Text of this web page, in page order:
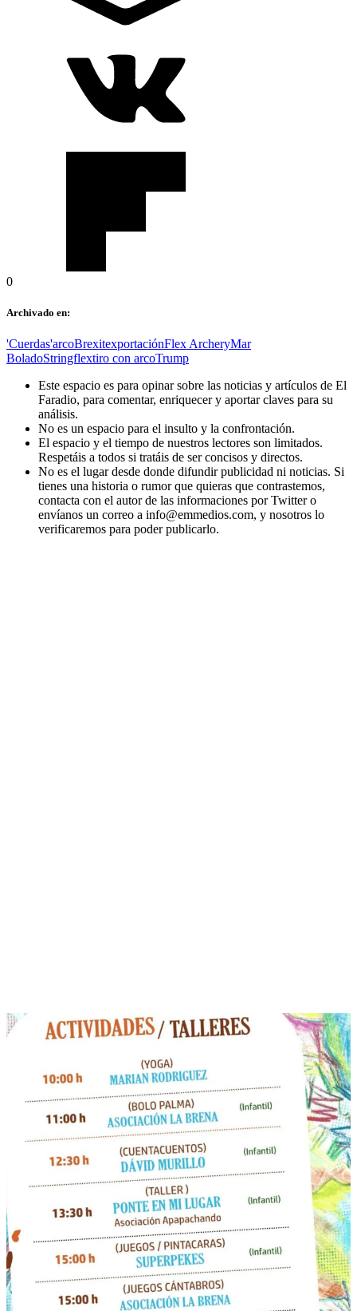
0
Archivado en:
'Cuerdas'arcoBrexitexportaciónFlex ArcheryMar
BoladoStringflextiro con arcoTrump
Este espacio es para opinar sobre las noticias y artículos de El
Faradio, para comentar, enriquecer y aportar claves para su
análisis.
No es un espacio para el insulto y la confrontación.
El espacio y el tiempo de nuestros lectores son limitados.
Respetáis a todos si tratáis de ser concisos y directos.
No es el lugar desde donde difundir publicidad ni noticias. Si
tienes una historia o rumor que quieras que contrastemos,
contacta con el autor de las informaciones por Twitter o
envíanos un correo a info@emmedios.com, y nosotros lo
verificaremos para poder publicarlo.